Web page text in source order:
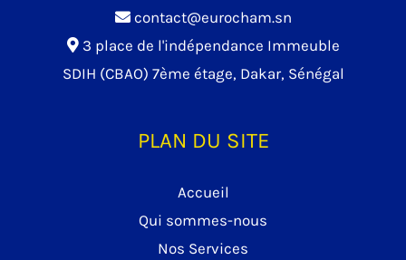
contact@eurocham.sn
3 place de l'indépendance Immeuble
SDIH (CBAO) 7ème étage, Dakar, Sénégal
PLAN DU SITE
Accueil
Qui sommes-nous
Nos Services